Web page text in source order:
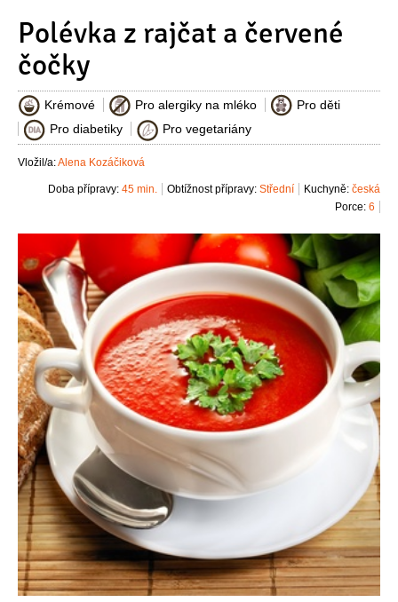
Polévka z rajčat a červené
čočky
Krémové Pro alergiky na mléko
Pro děti
Pro diabetiky
Pro vegetariány
Vložil/a:Alena Kozáčiková
Kuchyně: česká
Obtížnost přípravy: Střední
Doba přípravy: 45 min.
Porce: 6